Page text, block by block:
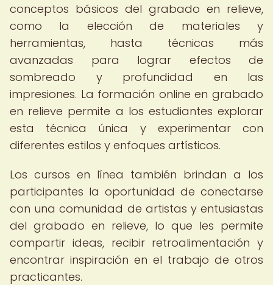
conceptos básicos del grabado en relieve,
como la elección de materiales y
herramientas, hasta técnicas más
avanzadas para lograr efectos de
sombreado y profundidad en las
impresiones. La formación online en grabado
en relieve permite a los estudiantes explorar
esta técnica única y experimentar con
diferentes estilos y enfoques artísticos.
Los cursos en línea también brindan a los
participantes la oportunidad de conectarse
con una comunidad de artistas y entusiastas
del grabado en relieve, lo que les permite
compartir ideas, recibir retroalimentación y
encontrar inspiración en el trabajo de otros
practicantes.